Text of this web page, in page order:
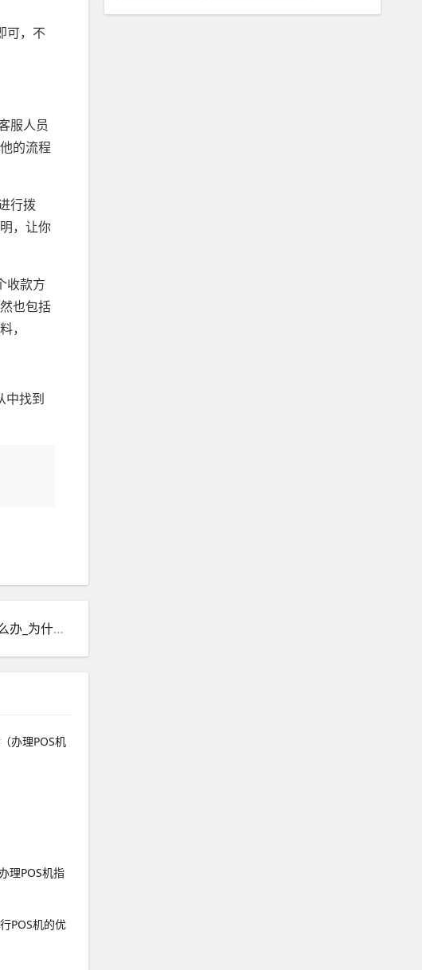
可，不
服人员
的流程
行拨
，让你
收款方
也包括
，
中找到
下一篇：如果刷信用卡钱当时没有到账怎么办_为什么信用卡刷了钱没到账
理POS机指